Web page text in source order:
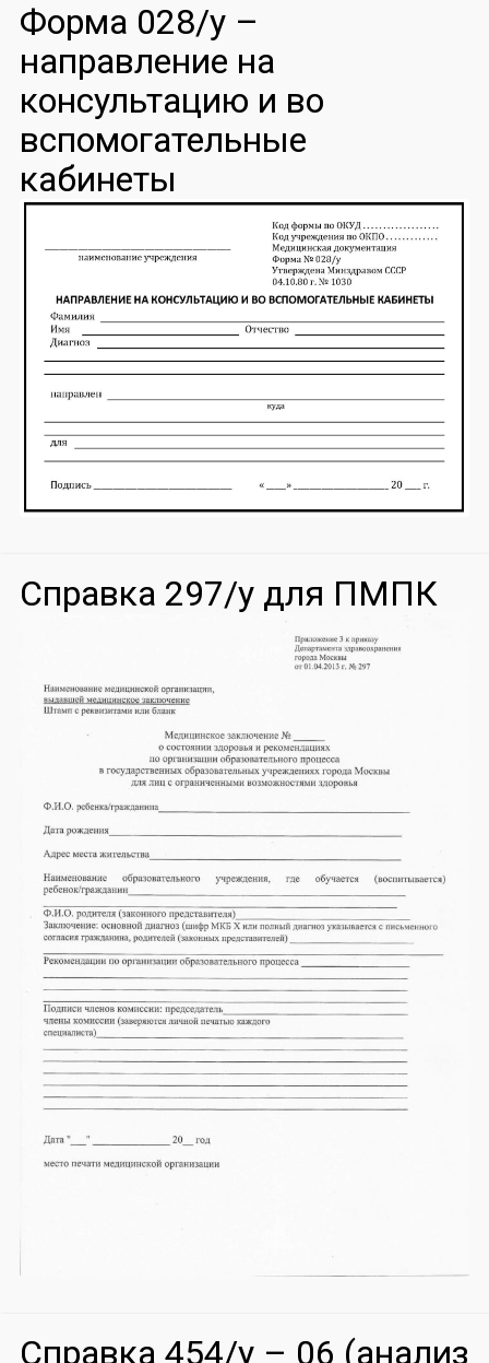
Форма 028/у –
направление на
консультацию и во
вспомогательные
кабинеты
Справка 297/у для ПМПК
Справка 454/у – 06 (анализ